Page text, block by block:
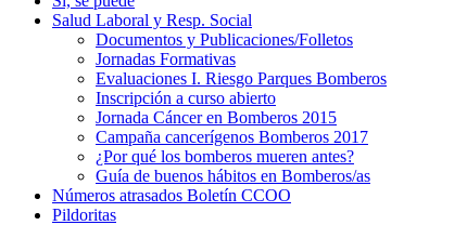
Salud Laboral y Resp. Social
Documentos y Publicaciones/Folletos
Jornadas Formativas
Evaluaciones I. Riesgo Parques Bomberos
Inscripción a curso abierto
Jornada Cáncer en Bomberos 2015
Campaña cancerígenos Bomberos 2017
¿Por qué los bomberos mueren antes?
Guía de buenos hábitos en Bomberos/as
Números atrasados Boletín CCOO
Pildoritas